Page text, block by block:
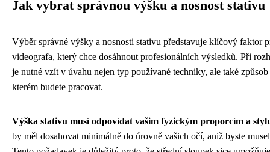
Jak vybrat správnou výšku a nosnost stativu
Výběr správné výšky a nosnosti stativu představuje klíčový faktor
videografa, který chce dosáhnout profesionálních výsledků. Při
je nutné vzít v úvahu nejen typ používané techniky, ale také
kterém budete pracovat.
Výška stativu musí odpovídat vašim fyzickým proporcím a
by měl dosahovat minimálně do úrovně vašich očí, aniž byste